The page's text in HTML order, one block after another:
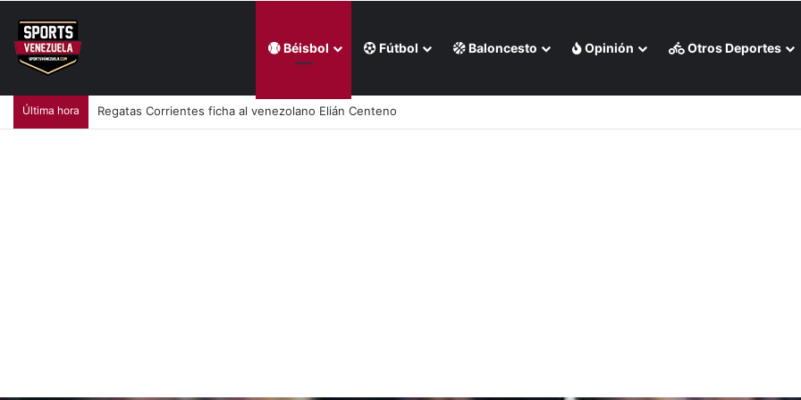
Béisbol Fútbol Baloncesto Opinión Otros Deportes
Última hora Regatas Corrientes ficha al venezolano Elián Centeno